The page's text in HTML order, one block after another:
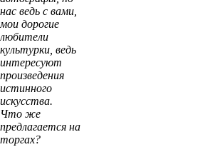
нас ведь с вами,
мои дорогие
любители
культурки, ведь
интересуют
произведения
истинного
искусства.
Что же
предлагается на
торгах?